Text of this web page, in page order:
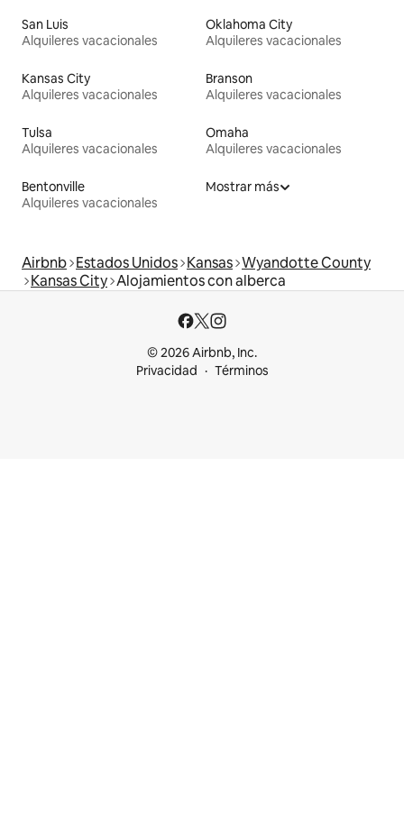
San Luis
Alquileres vacacionales
Oklahoma City
Alquileres vacacionales
Kansas City
Alquileres vacacionales
Branson
Alquileres vacacionales
Tulsa
Alquileres vacacionales
Omaha
Alquileres vacacionales
Bentonville
Alquileres vacacionales
Mostrar más
Airbnb Estados Unidos Kansas Wyandotte County
Kansas City Alojamientos con alberca
© 2026 Airbnb, Inc.
Privacidad
Términos